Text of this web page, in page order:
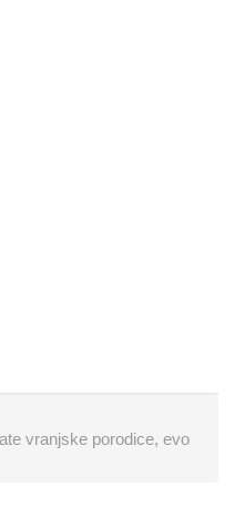
vranjske porodice, evo